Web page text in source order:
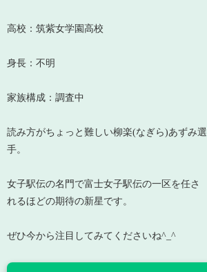
高校：筑紫女学園高校
身長：不明
家族構成：調査中
読み方がちょっと難しい柳楽(なぎら)あずみ選
手。
女子駅伝の名門で富士女子駅伝の一区を任さ
れるほどの期待の新星です。
ぜひ今から注目してみてくださいね^_^